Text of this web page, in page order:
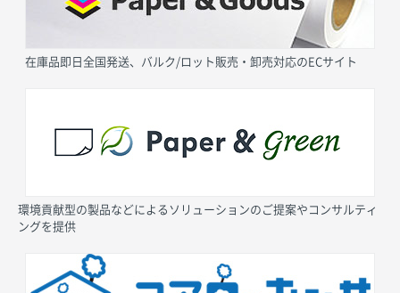
在庫品即日全国発送、バルク/ロット販売・卸売対応のECサイト
環境貢献型の製品などによるソリューションのご提案やコンサルティ
ングを提供